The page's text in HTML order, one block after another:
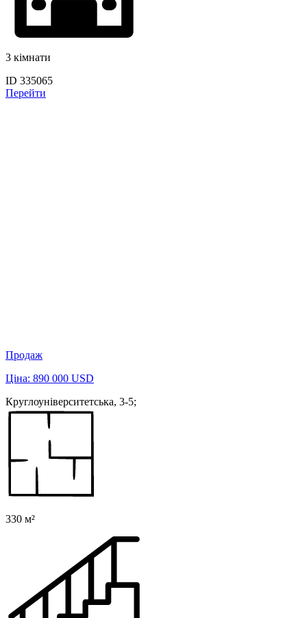
3 кімнати
ID 335065
Перейти
Продаж
Ціна: 890 000 USD
Круглоуніверситетська, 3-5;
330 м²